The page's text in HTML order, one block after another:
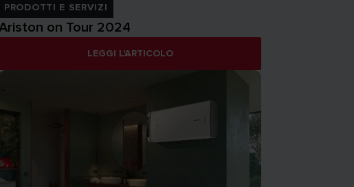
PRODOTTI E SERVIZI
on Tour 2024
LEGGI L'ARTICOLO